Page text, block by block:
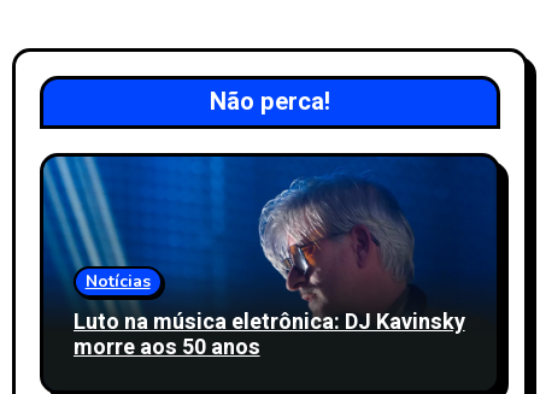
posts
Não perca!
Notícias
Luto na música eletrônica: DJ Kavinsky
morre aos 50 anos